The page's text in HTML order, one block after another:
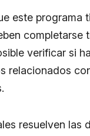
este programa
completarse
verificar si
relacionados
resuelven las